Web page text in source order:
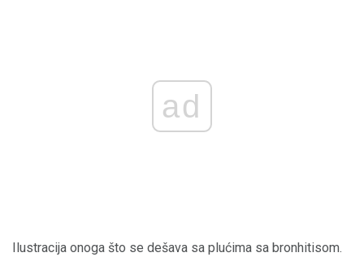
ad
Ilustracija onoga što se dešava sa plućima sa bronhitisom.